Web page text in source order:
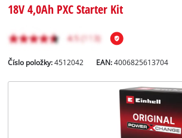
18V 4,0Ah PXC Starter Kit
Číslo položky: 4512042 EAN:4006825613704